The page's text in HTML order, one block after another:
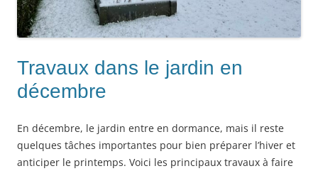
Travaux dans le jardin en
décembre
En décembre, le jardin entre en dormance, mais il reste
quelques tâches importantes pour bien préparer l’hiver et
anticiper le printemps. Voici les principaux travaux à faire